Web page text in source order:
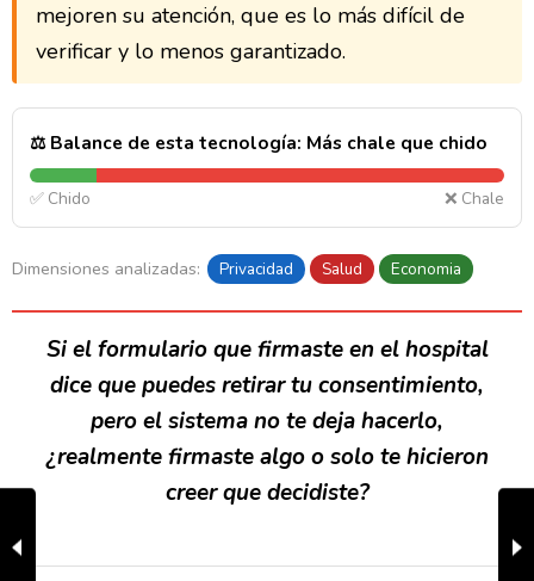
mejoren su atención, que es lo más difícil de
verificar y lo menos garantizado.
⚖️ Balance de esta tecnología: Más chale que chido
✅ Chido ❌ Chale
Dimensiones analizadas: Privacidad Salud Economia
Si el formulario que firmaste en el hospital
dice que puedes retirar tu consentimiento,
pero el sistema no te deja hacerlo,
¿realmente firmaste algo o solo te hicieron
creer que decidiste?